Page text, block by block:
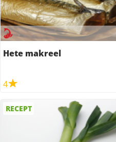
Hete makreel
4
RECEPT